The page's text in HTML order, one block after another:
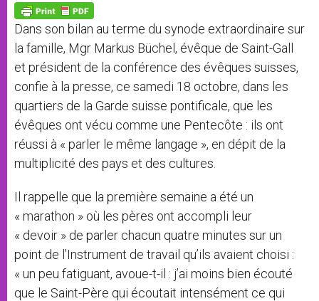
p
p
g
e
r
o
k
Dans son bilan au terme du synode extraordinaire sur
la famille, Mgr Markus Büchel, évêque de Saint-Gall
et président de la conférence des évêques suisses,
confie à la presse, ce samedi 18 octobre, dans les
quartiers de la Garde suisse pontificale, que les
évêques ont vécu comme une Pentecôte : ils ont
réussi à « parler le même langage », en dépit de la
multiplicité des pays et des cultures.
Il rappelle que la première semaine a été un
« marathon » où les pères ont accompli leur
« devoir » de parler chacun quatre minutes sur un
point de l’Instrument de travail qu’ils avaient choisi :
« un peu fatiguant, avoue-t-il : j’ai moins bien écouté
que le Saint-Père qui écoutait intensément ce qui